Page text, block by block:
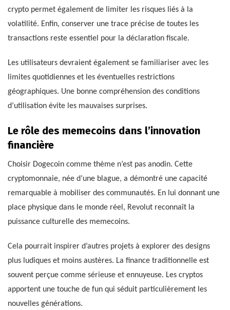
crypto permet également de limiter les risques liés à la
volatilité. Enfin, conserver une trace précise de toutes les
transactions reste essentiel pour la déclaration fiscale.
Les utilisateurs devraient également se familiariser avec les
limites quotidiennes et les éventuelles restrictions
géographiques. Une bonne compréhension des conditions
d’utilisation évite les mauvaises surprises.
Le rôle des memecoins dans l’innovation
financière
Choisir Dogecoin comme thème n’est pas anodin. Cette
cryptomonnaie, née d’une blague, a démontré une capacité
remarquable à mobiliser des communautés. En lui donnant une
place physique dans le monde réel, Revolut reconnaît la
puissance culturelle des memecoins.
Cela pourrait inspirer d’autres projets à explorer des designs
plus ludiques et moins austères. La finance traditionnelle est
souvent perçue comme sérieuse et ennuyeuse. Les cryptos
apportent une touche de fun qui séduit particulièrement les
nouvelles générations.